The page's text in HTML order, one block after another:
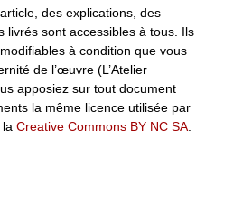
des explications, des
livrés sont accessibles à tous. Ils
à condition que vous
de l’œuvre (L’Atelier
apposiez sur tout document
la même licence utilisée par
Creative Commons BY NC SA